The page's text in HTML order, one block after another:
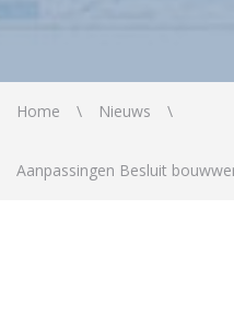
Home Nieuws
Aanpassingen Besluit